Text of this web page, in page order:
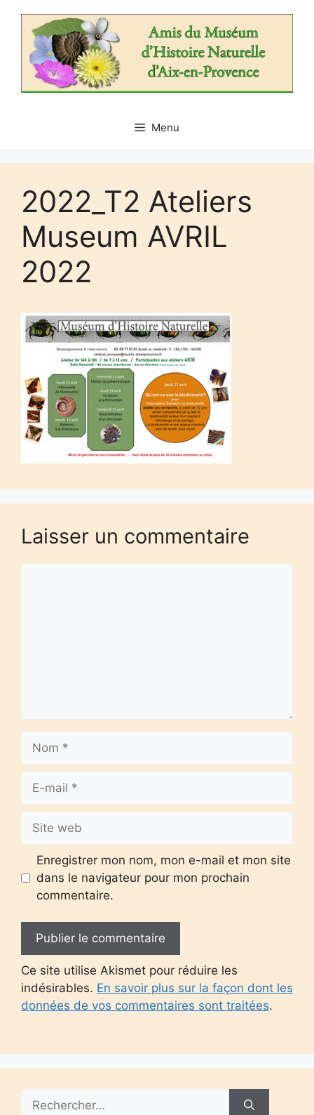
contenu
Menu
2022_T2 Ateliers
Museum AVRIL
2022
Laisser un commentaire
mail
web
Enregistrer mon nom, mon e-mail et mon site
dans le navigateur pour mon prochain
commentaire.
Ce site utilise Akismet pour réduire les
indésirables. En savoir plus sur la façon dont les
données de vos commentaires sont traitées.